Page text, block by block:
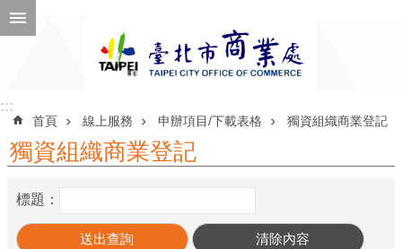
跳到主要內容區塊
訊
::::::
首頁 線上服務 申辦項目/下載表格 獨資組織商業登記
獨資組織商業登記
標題：